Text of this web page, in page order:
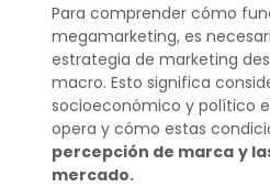
Para comprender cómo
megamarketing, es
estrategia de marketing
macro. Esto significa
socioeconómico y político
opera y cómo estas
percepción de marca y
mercado.